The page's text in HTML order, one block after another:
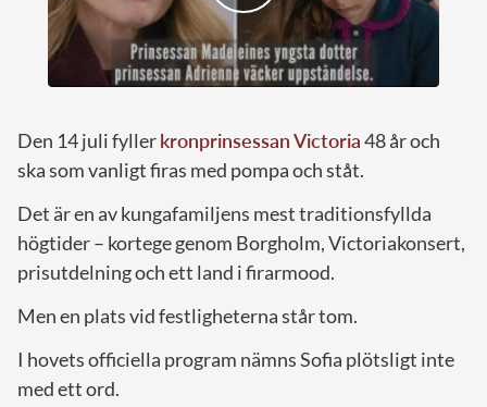
Den 14 juli fyllerkronprinsessan Victoria48 år och
ska som vanligt firas med pompa och ståt.
Det är en av kungafamiljens mest traditionsfyllda
högtider – kortege genom Borgholm, Victoriakonsert,
prisutdelning och ett land i firarmood.
Men en plats vid festligheterna står tom.
I hovets officiella program nämns Sofia plötsligt inte
med ett ord.